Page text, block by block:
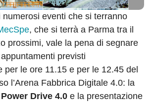
numerosi eventi che si terranno
, che si terrà a Parma tra il
prossimi, vale la pena di segnare
previsti
per le ore 11.15 e per le 12.45 del
l’Arena Fabbrica Digitale 4.0: la
Power Drive 4.0 e la presentazione